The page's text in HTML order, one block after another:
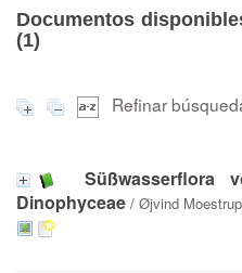
Documentos
(1)
Refinar
Süßwasserflora
Dinophyceae /Øjvind Moestrup